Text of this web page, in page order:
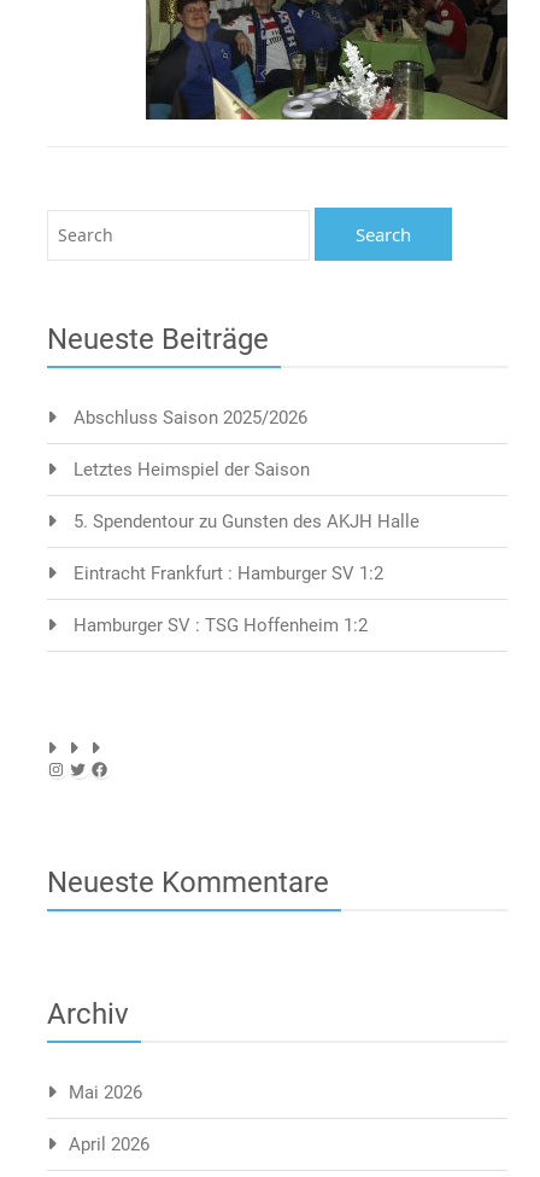
Neueste Beiträge
Abschluss Saison 2025/2026
Letztes Heimspiel der Saison
5. Spendentour zu Gunsten des AKJH Halle
Eintracht Frankfurt : Hamburger SV 1:2
Hamburger SV : TSG Hoffenheim 1:2
Instagram
TwitterFacebook
Neueste Kommentare
Archiv
Mai 2026
April 2026